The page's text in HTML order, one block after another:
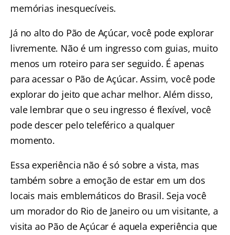
memórias inesquecíveis.
Já no alto do Pão de Açúcar, você pode explorar
livremente. Não é um ingresso com guias, muito
menos um roteiro para ser seguido. É apenas
paraacessar o Pão de Açúcar. Assim, você pode
explorar do jeito que achar melhor. Além disso,
vale lembrar que o seu ingresso é flexível, você
pode descer pelo teleférico a qualquer
momento.
Essa experiência não é só sobre a vista, mas
também sobre a emoção de estar em um dos
locais mais emblemáticos do Brasil. Seja você
um morador do Rio de Janeiro ou um visitante, a
visita ao Pão de Açúcar é aquela experiência que